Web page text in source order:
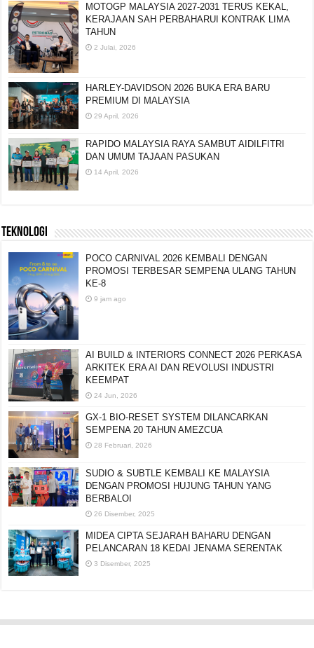
MOTOGP MALAYSIA 2027-2031 TERUS KEKAL,
KERAJAAN SAH PERBAHARUI KONTRAK LIMA
TAHUN
2 Julai, 2026
HARLEY-DAVIDSON 2026 BUKA ERA BARU
PREMIUM DI MALAYSIA
29 April, 2026
RAPIDO MALAYSIA RAYA SAMBUT AIDILFITRI
DAN UMUM TAJAAN PASUKAN
14 April, 2026
TEKNOLOGI
POCO CARNIVAL 2026 KEMBALI DENGAN
PROMOSI TERBESAR SEMPENA ULANG TAHUN
KE-8
9 jam ago
AI BUILD & INTERIORS CONNECT 2026 PERKASA
ARKITEK ERA AI DAN REVOLUSI INDUSTRI
KEEMPAT
24 Jun, 2026
GX-1 BIO-RESET SYSTEM DILANCARKAN
SEMPENA 20 TAHUN AMEZCUA
28 Februari, 2026
SUDIO & SUBTLE KEMBALI KE MALAYSIA
DENGAN PROMOSI HUJUNG TAHUN YANG
BERBALOI
26 Disember, 2025
MIDEA CIPTA SEJARAH BAHARU DENGAN
PELANCARAN 18 KEDAI JENAMA SERENTAK
3 Disember, 2025